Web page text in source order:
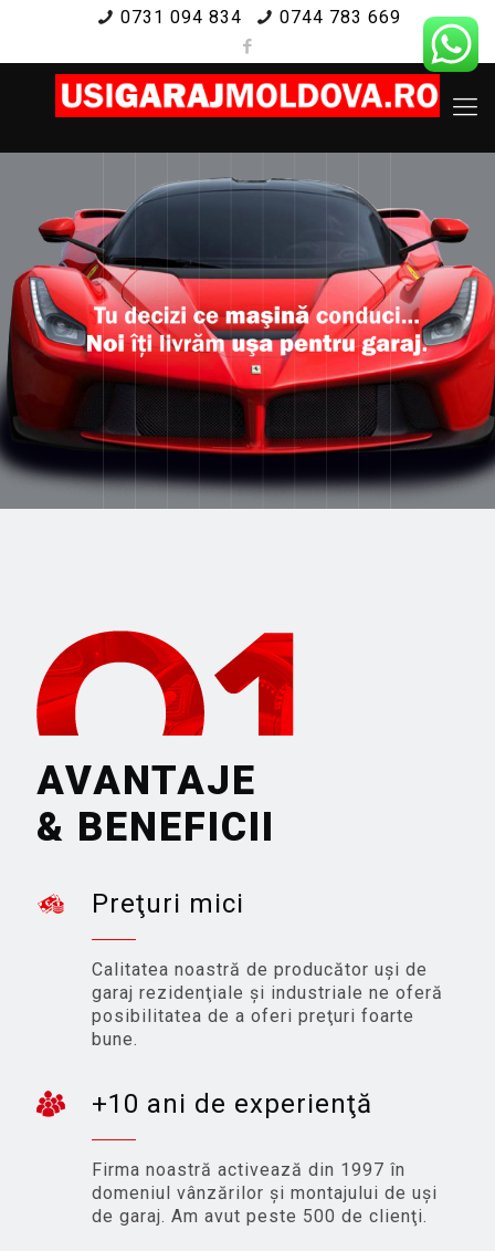
0731 094 834 0744 783 669
AVANTAJE
& BENEFICII
Preţuri mici
Calitatea noastră de producător uşi de
garaj rezidenţiale şi industriale ne oferă
posibilitatea de a oferi preţuri foarte
bune.
+10 ani de experienţă
Firma noastră activează din 1997 în
domeniul vânzărilor şi montajului de uşi
de garaj. Am avut peste 500 de clienţi.